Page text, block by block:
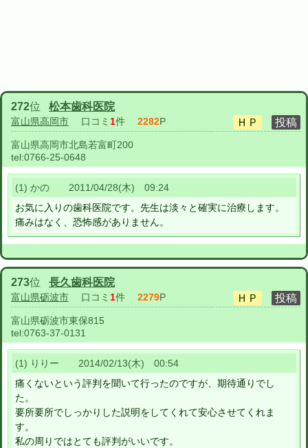
272位 松本歯科医院
富山県高岡市 口コミ 1件 2282P
富山県高岡市北島若富町200
tel:0766-25-0648
(1) かの 2011/04/28(木) 09:24
お気に入りの歯科医院です。先生は淡々と確実に治療します。
痛みはなく、恐怖感がありません。
273位 長久歯科医院
富山県砺波市 口コミ 1件 2279P
富山県砺波市東保815
tel:0763-37-0131
(1) りりー 2014/02/13(木) 00:54
痛くないという評判を聞いて行ったのですが、期待通りでし
た。
要所要所でしっかりした説明をしてくれて安心させてくれま
す。
私の周りではとても評判がいいです。